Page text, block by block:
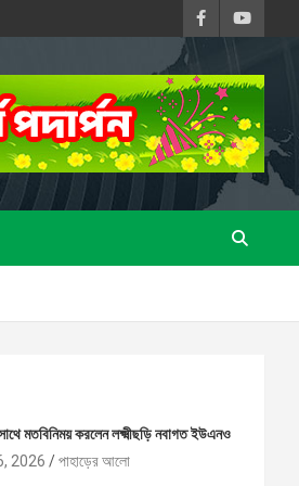
মতবিনিময় করলেন লক্ষ্মীছড়ি নবাগত ইউএনও
2026
পাহাড়ের আলো